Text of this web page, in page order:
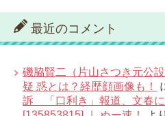
最近のコメント
磯脇賢二（片山さつき元公
疑 惑とは？経歴顔画像も！
訴 「口利き」報道、文春